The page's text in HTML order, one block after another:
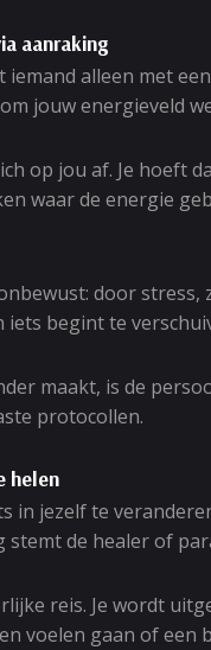
aanraking
iemand alleen met
jouw energieveld
op jou af. Je
waar de energie
door
begint te
maakt, is de
protocollen.
helen
in jezelf te
stemt de healer of
reis. Je wordt
voelen gaan of